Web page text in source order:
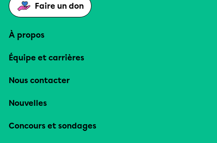
Faire un don
À propos
Équipe et carrières
Nous contacter
Nouvelles
Concours et sondages